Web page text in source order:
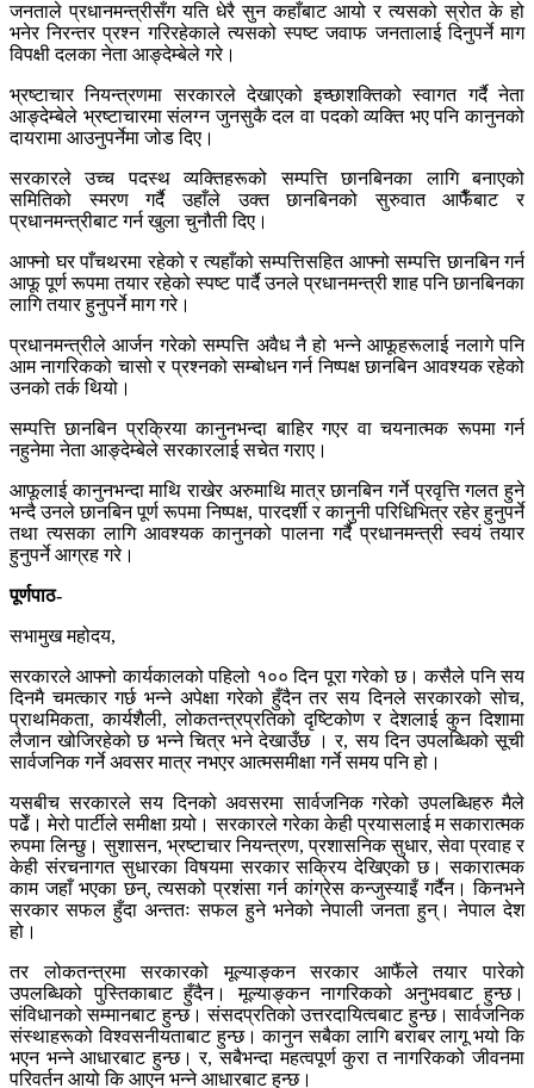
जनताले प्रधानमन्त्रीसँग यति धेरै सुन कहाँबाट आयो र त्यसको स्रोत के हो
भनेर निरन्तर प्रश्न गरिरहेकाले त्यसको स्पष्ट जवाफ जनतालाई दिनुपर्ने माग
विपक्षी दलका नेता आङ्देम्बेले गरे।
भ्रष्टाचार नियन्त्रणमा सरकारले देखाएको इच्छाशक्तिको स्वागत गर्दै नेता
आङ्देम्बेले भ्रष्टाचारमा संलग्न जुनसुकै दल वा पदको व्यक्ति भए पनि कानुनको
दायरामा आउनुपर्नेमा जोड दिए।
सरकारले उच्च पदस्थ व्यक्तिहरूको सम्पत्ति छानबिनका लागि बनाएको
समितिको स्मरण गर्दै उहाँले उक्त छानबिनको सुरुवात आफैँबाट र
प्रधानमन्त्रीबाट गर्न खुला चुनौती दिए।
आफ्नो घर पाँचथरमा रहेको र त्यहाँको सम्पत्तिसहित आफ्नो सम्पत्ति छानबिन गर्न
आफू पूर्ण रूपमा तयार रहेको स्पष्ट पार्दै उनले प्रधानमन्त्री शाह पनि छानबिनका
लागि तयार हुनुपर्ने माग गरे।
प्रधानमन्त्रीले आर्जन गरेको सम्पत्ति अवैध नै हो भन्ने आफूहरूलाई नलागे पनि
आम नागरिकको चासो र प्रश्नको सम्बोधन गर्न निष्पक्ष छानबिन आवश्यक रहेको
उनको तर्क थियो।
सम्पत्ति छानबिन प्रक्रिया कानुनभन्दा बाहिर गएर वा चयनात्मक रूपमा गर्न
नहुनेमा नेता आङ्देम्बेले सरकारलाई सचेत गराए।
आफूलाई कानुनभन्दा माथि राखेर अरुमाथि मात्र छानबिन गर्ने प्रवृत्ति गलत हुने
भन्दै उनले छानबिन पूर्ण रूपमा निष्पक्ष, पारदर्शी र कानुनी परिधिभित्र रहेर हुनुपर्ने
तथा त्यसका लागि आवश्यक कानुनको पालना गर्दै प्रधानमन्त्री स्वयं तयार
हुनुपर्ने आग्रह गरे।
पूर्णपाठ-
सभामुख महोदय,
सरकारले आफ्नो कार्यकालको पहिलो १०० दिन पूरा गरेको छ। कसैले पनि सय
दिनमै चमत्कार गर्छ भन्ने अपेक्षा गरेको हुँदैन तर सय दिनले सरकारको सोच,
प्राथमिकता, कार्यशैली, लोकतन्त्रप्रतिको दृष्टिकोण र देशलाई कुन दिशामा
लैजान खोजिरहेको छ भन्ने चित्र भने देखाउँछ । र, सय दिन उपलब्धिको सूची
सार्वजनिक गर्ने अवसर मात्र नभएर आत्मसमीक्षा गर्ने समय पनि हो।
यसबीच सरकारले सय दिनको अवसरमा सार्वजनिक गरेको उपलब्धिहरु मैले
पढेँ। मेरो पार्टीले समीक्षा गर्‍यो। सरकारले गरेका केही प्रयासलाई म सकारात्मक
रुपमा लिन्छु। सुशासन, भ्रष्टाचार नियन्त्रण, प्रशासनिक सुधार, सेवा प्रवाह र
केही संरचनागत सुधारका विषयमा सरकार सक्रिय देखिएको छ। सकारात्मक
काम जहाँ भएका छन्, त्यसको प्रशंसा गर्न कांग्रेस कन्जुस्याइँ गर्दैन। किनभने
सरकार सफल हुँदा अन्ततः सफल हुने भनेको नेपाली जनता हुन्। नेपाल देश
हो।
तर लोकतन्त्रमा सरकारको मूल्याङ्कन सरकार आफैंले तयार पारेको
उपलब्धिको पुस्तिकाबाट हुँदैन। मूल्याङ्कन नागरिकको अनुभवबाट हुन्छ।
संविधानको सम्मानबाट हुन्छ। संसदप्रतिको उत्तरदायित्वबाट हुन्छ। सार्वजनिक
संस्थाहरूको विश्वसनीयताबाट हुन्छ। कानुन सबैका लागि बराबर लागू भयो कि
भएन भन्ने आधारबाट हुन्छ। र, सबैभन्दा महत्वपूर्ण कुरा त नागरिकको जीवनमा
परिवर्तन आयो कि आएन भन्ने आधारबाट हुन्छ।